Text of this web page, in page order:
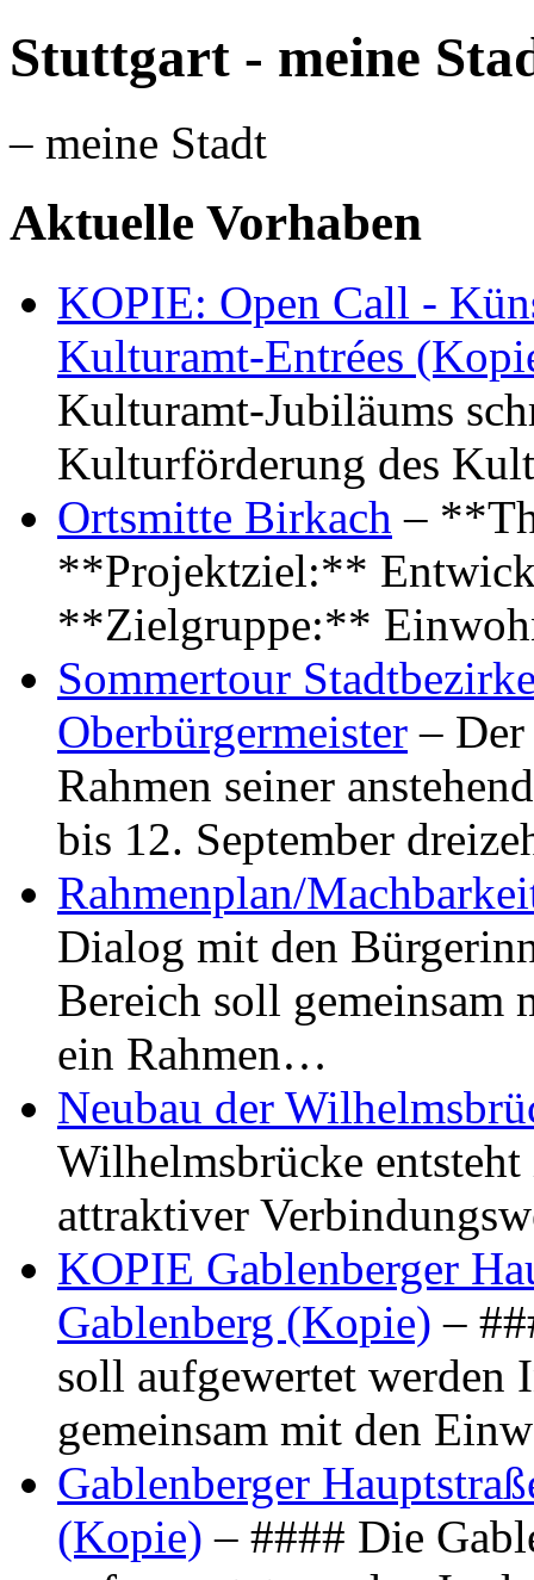
Stuttgart - meine
– meine Stadt
Aktuelle Vorhaben
KOPIE: Open Call -
Kulturamt-Entrées
Kulturamt-Jubiläums
Kulturförderung des
Ortsmitte Birkach –
**Projektziel:**
**Zielgruppe:**
Sommertour
Oberbürgermeister –
Rahmen seiner
bis 12. September
Rahmenplan/
Dialog mit den
Bereich soll gemeinsam
ein Rahmen…
Neubau der
Wilhelmsbrücke
attraktiver
KOPIE Gablenberger
Gablenberg (Kopie) –
soll aufgewertet werden
gemeinsam mit den
Gablenberger
(Kopie) – #### Die